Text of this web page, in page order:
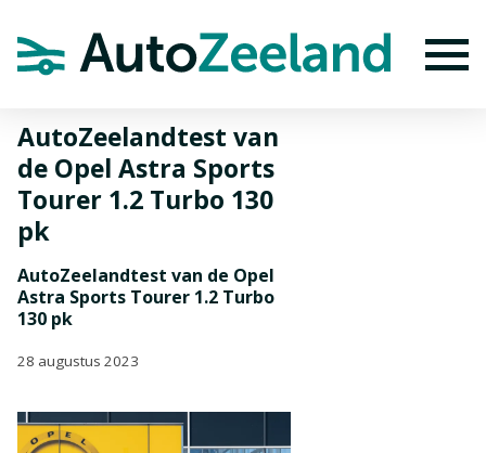
1.2 Turbo 130 pk
AutoZeelandtest van
de Opel Astra Sports
Tourer 1.2 Turbo 130
pk
AutoZeelandtest van de Opel
Astra Sports Tourer 1.2 Turbo
130 pk
28 augustus 2023